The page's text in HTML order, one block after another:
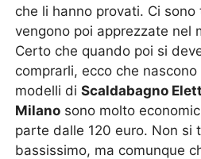
che li hanno provati. Ci
vengono poi apprezzate nel
Certo che quando poi si
comprarli, ecco che
modelli diScaldabagno
Milano sono molto
parte dalle 120 euro. Non si
bassissimo, ma comunque